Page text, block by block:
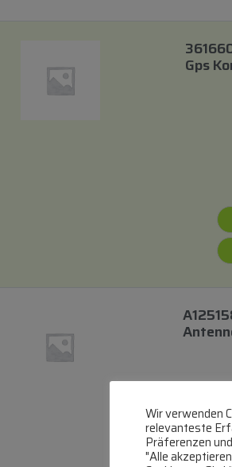
Gps
Wir verwenden
relevanteste
Präferenzen
"Alle